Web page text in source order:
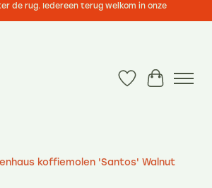
de rug. Iedereen terug welkom in onze
Verlanglijst
koffiemolen 'Santos' Walnut